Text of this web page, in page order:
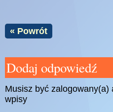
« Powrót
Dodaj odpowiedź
Musisz być
wpisy